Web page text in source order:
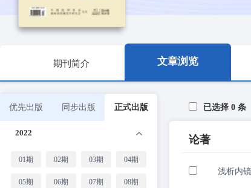
期刊简介 文章浏览
优先出版 同步出版 正式出版
2022
01期 02期 03期 04期
05期 06期 07期 08期
已选择 0 条
论著
浅析内